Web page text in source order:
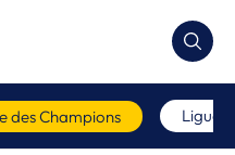
des Champions Ligue